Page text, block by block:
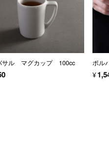
サル マグカップ 100cc ポル